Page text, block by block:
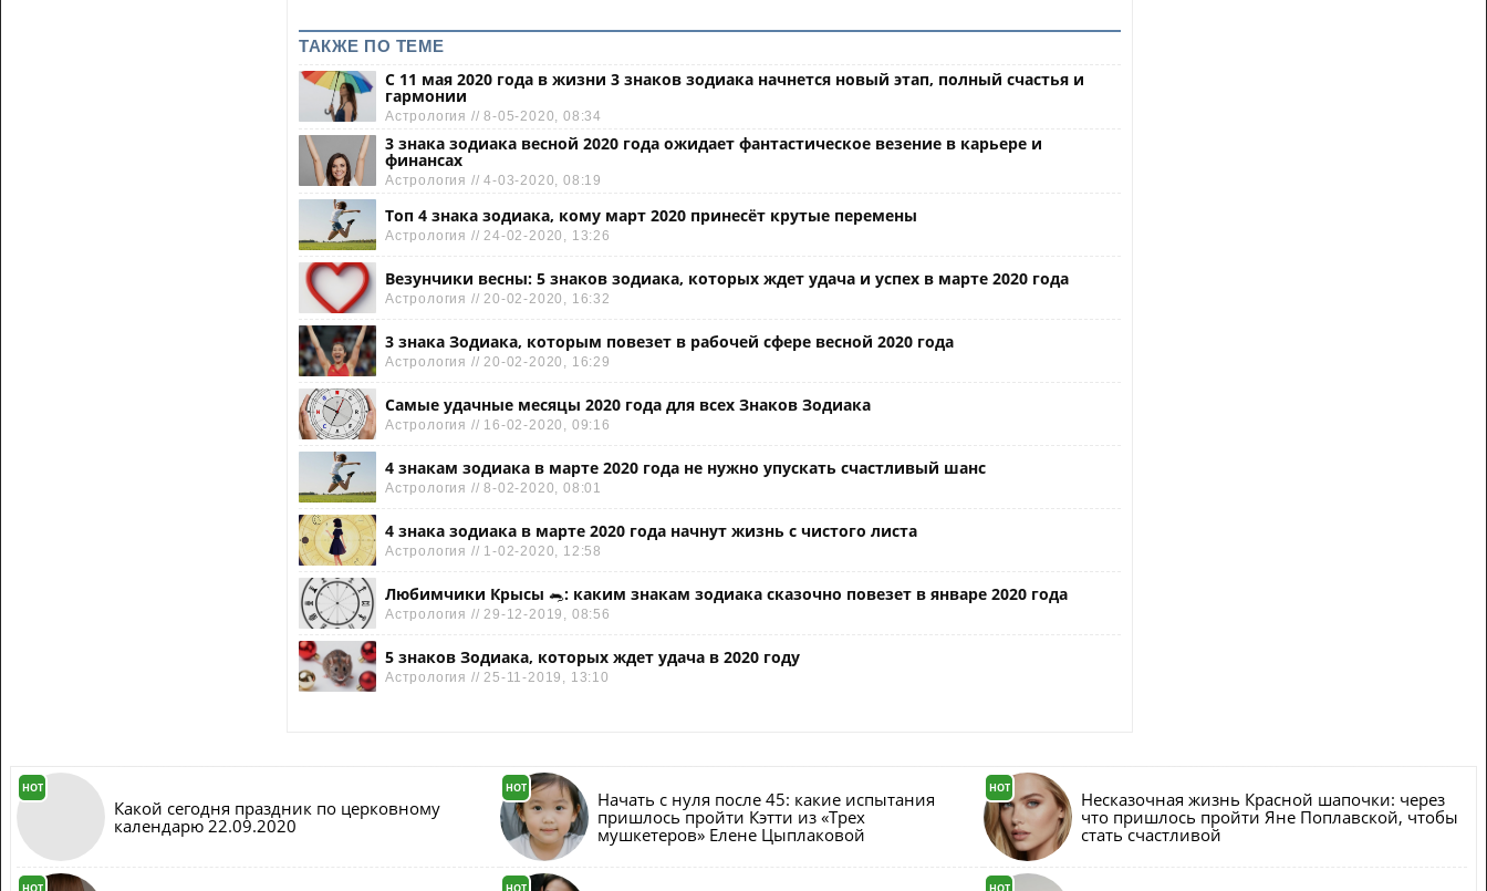
ТАКЖЕ ПО ТЕМЕ
С 11 мая 2020 года в жизни 3 знаков зодиака начнется новый этап, полный счастья и
гармонии
Астрология // 8-05-2020, 08:34
3 знака зодиака весной 2020 года ожидает фантастическое везение в карьере и
финансах
Астрология // 4-03-2020, 08:19
Топ 4 знака зодиака, кому март 2020 принесёт крутые перемены
Астрология // 24-02-2020, 13:26
Везунчики весны: 5 знаков зодиака, которых ждет удача и успех в марте 2020 года
Астрология // 20-02-2020, 16:32
3 знака Зодиака, которым повезет в рабочей сфере весной 2020 года
Астрология // 20-02-2020, 16:29
Самые удачные месяцы 2020 года для всех Знаков Зодиака
Астрология // 16-02-2020, 09:16
4 знакам зодиака в марте 2020 года не нужно упускать счастливый шанс
Астрология // 8-02-2020, 08:01
4 знака зодиака в марте 2020 года начнут жизнь с чистого листа
Астрология // 1-02-2020, 12:58
Любимчики Крысы 🐀: каким знакам зодиака сказочно повезет в январе 2020 года
Астрология // 29-12-2019, 08:56
5 знаков Зодиака, которых ждет удача в 2020 году
Астрология // 25-11-2019, 13:10
HOT
Какой сегодня праздник по церковному
календарю 22.09.2020
HOT
Начать с нуля после 45: какие испытания
пришлось пройти Кэтти из «Трех
мушкетеров» Елене Цыплаковой
HOT
Несказочная жизнь Красной шапочки: через
что пришлось пройти Яне Поплавской, чтобы
стать счастливой